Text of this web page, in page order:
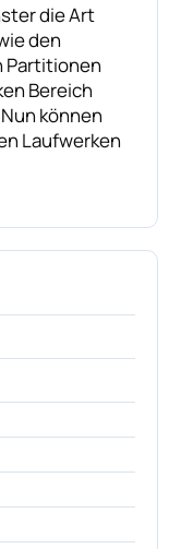
die Art
den
Partitionen
Bereich
können
Laufwerken